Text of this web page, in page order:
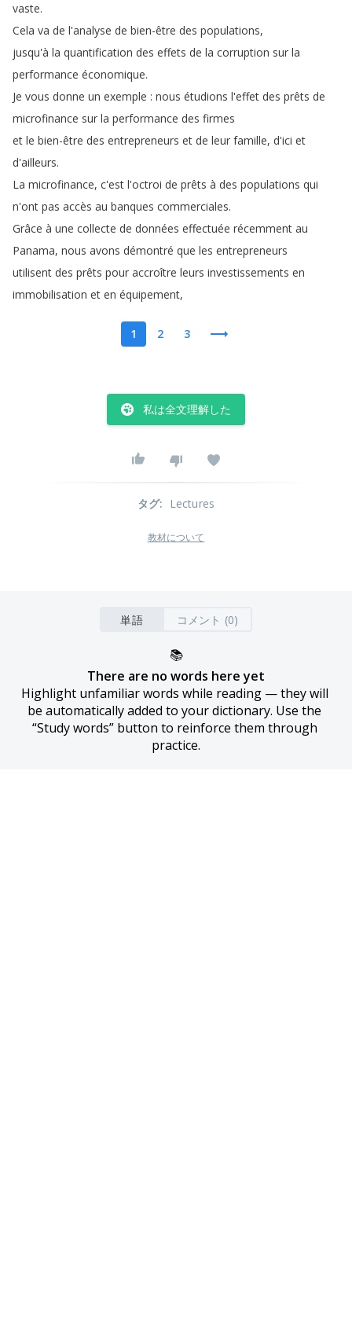
vaste.
Cela va de l'analyse de bien-être des populations,
jusqu'à la quantification des effets de la corruption sur la
performance économique.
Je vous donne un exemple : nous étudions l'effet des prêts de
microfinance sur la performance des firmes
et le bien-être des entrepreneurs et de leur famille, d'ici et
d'ailleurs.
La microfinance, c'est l'octroi de prêts à des populations qui
n'ont pas accès au banques commerciales.
Grâce à une collecte de données effectuée récemment au
Panama, nous avons démontré que les entrepreneurs
utilisent des prêts pour accroître leurs investissements en
immobilisation et en équipement,
1 2 3
私は全文理解した
タグ: Lectures
教材について
単語 コメント (0)
📚
There are no words here yet
Highlight unfamiliar words while reading — they will
be automatically added to your dictionary. Use the
“Study words” button to reinforce them through
practice.